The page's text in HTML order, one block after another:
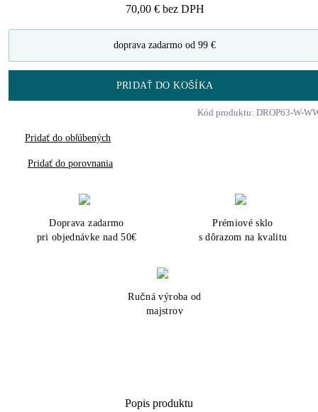
70,00 € bez DPH
doprava zadarmo od 99 €
PRIDAŤ DO KOŠÍKA
Kód produktu: DROP63-W-
Pridať do obľúbených
Pridať do porovnania
Doprava zadarmo
pri objednávke nad 50€
Prémiové sklo
s dôrazom na kvalitu
Ručná výroba od
majstrov
Popis produktu